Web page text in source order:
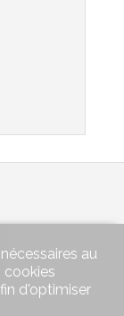
au
cookies
d'optimiser